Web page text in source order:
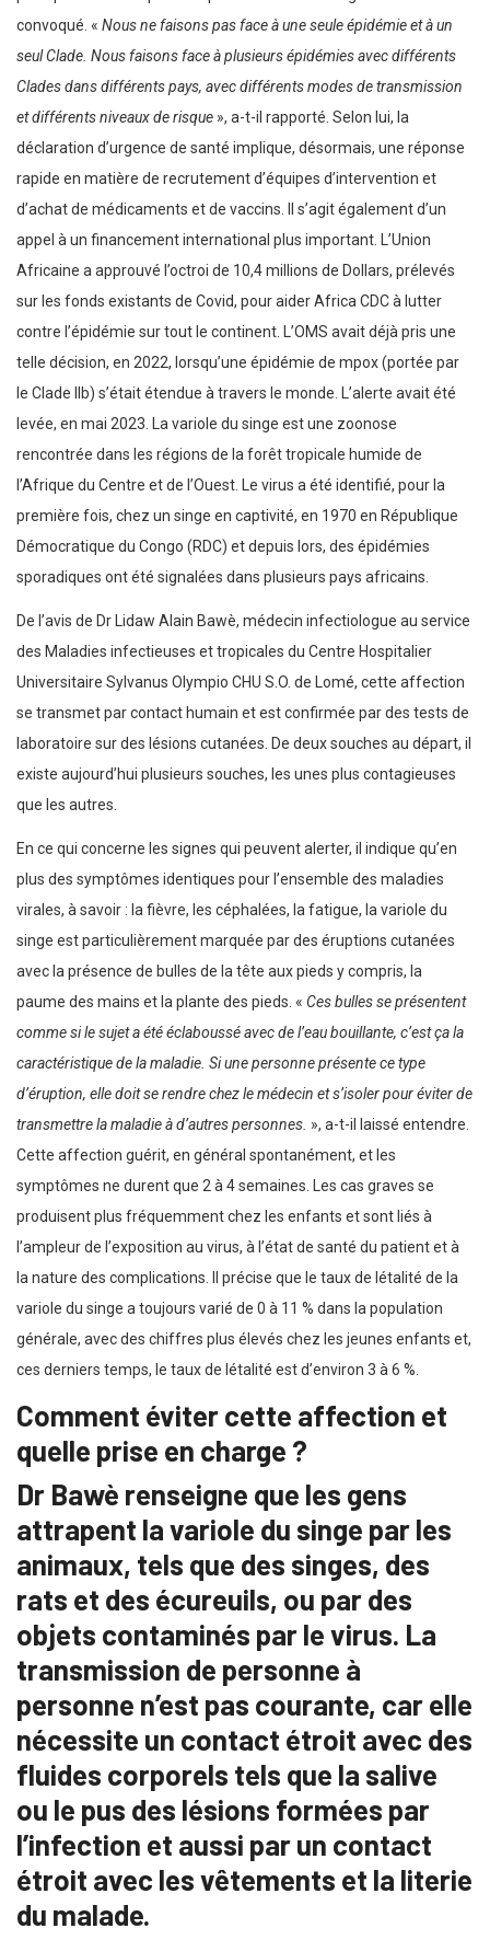
convoqué. « Nous ne faisons pas face à une seule épidémie et à un
seul Clade. Nous faisons face à plusieurs épidémies avec différents
Clades dans différents pays, avec différents modes de transmission
et différents niveaux de risque », a-t-il rapporté. Selon lui, la
déclaration d’urgence de santé implique, désormais, une réponse
rapide en matière de recrutement d’équipes d’intervention et
d’achat de médicaments et de vaccins. Il s’agit également d’un
appel à un financement international plus important. L’Union
Africaine a approuvé l’octroi de 10,4 millions de Dollars, prélevés
sur les fonds existants de Covid, pour aider Africa CDC à lutter
contre l’épidémie sur tout le continent. L’OMS avait déjà pris une
telle décision, en 2022, lorsqu’une épidémie de mpox (portée par
le Clade IIb) s’était étendue à travers le monde. L’alerte avait été
levée, en mai 2023. La variole du singe est une zoonose
rencontrée dans les régions de la forêt tropicale humide de
l’Afrique du Centre et de l’Ouest. Le virus a été identifié, pour la
première fois, chez un singe en captivité, en 1970 en République
Démocratique du Congo (RDC) et depuis lors, des épidémies
sporadiques ont été signalées dans plusieurs pays africains.
De l’avis de Dr Lidaw Alain Bawè, médecin infectiologue au service
des Maladies infectieuses et tropicales du Centre Hospitalier
Universitaire Sylvanus Olympio CHU S.O. de Lomé, cette affection
se transmet par contact humain et est confirmée par des tests de
laboratoire sur des lésions cutanées. De deux souches au départ, il
existe aujourd’hui plusieurs souches, les unes plus contagieuses
que les autres.
En ce qui concerne les signes qui peuvent alerter, il indique qu’en
plus des symptômes identiques pour l’ensemble des maladies
virales, à savoir : la fièvre, les céphalées, la fatigue, la variole du
singe est particulièrement marquée par des éruptions cutanées
avec la présence de bulles de la tête aux pieds y compris, la
paume des mains et la plante des pieds. « Ces bulles se présentent
comme si le sujet a été éclaboussé avec de l’eau bouillante, c’est ça la
caractéristique de la maladie. Si une personne présente ce type
d’éruption, elle doit se rendre chez le médecin et s’isoler pour éviter de
transmettre la maladie à d’autres personnes. », a-t-il laissé entendre.
Cette affection guérit, en général spontanément, et les
symptômes ne durent que 2 à 4 semaines. Les cas graves se
produisent plus fréquemment chez les enfants et sont liés à
l’ampleur de l’exposition au virus, à l’état de santé du patient et à
la nature des complications. Il précise que le taux de létalité de la
variole du singe a toujours varié de 0 à 11 % dans la population
générale, avec des chiffres plus élevés chez les jeunes enfants et,
ces derniers temps, le taux de létalité est d’environ 3 à 6 %.
Comment éviter cette affection et
quelle prise en charge ?
Dr Bawè renseigne que les gens
attrapent la variole du singe par les
animaux, tels que des singes, des
rats et des écureuils, ou par des
objets contaminés par le virus. La
transmission de personne à
personne n’est pas courante, car elle
nécessite un contact étroit avec des
fluides corporels tels que la salive
ou le pus des lésions formées par
l’infection et aussi par un contact
étroit avec les vêtements et la literie
du malade.